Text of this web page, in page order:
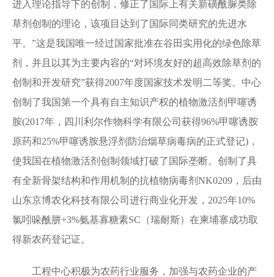
进入理论指导下的创制，修正了国际上有关新磺酰脲类除
草剂创制的理论，该项目达到了国际同类研究的先进水
平。 ”这是我国唯一经过国家批准在谷田实用化的绿色除草
剂，并且以其为主要内容的“对环境友好的超高效除草剂的
创制和开发研究”获得2007年度国家技术发明二等奖。中心
创制了我国第一个具有自主知识产权的植物激活剂甲噻诱
胺(2017年，四川利尔作物科学有限公司获得96%甲噻诱胺
原药和25%甲噻诱胺悬浮剂防治烟草病毒病的正式登记) ，
使我国在植物激活剂创制领域打破了国际垄断。创制了具
有全新骨架结构和作用机制的抗植物病毒剂 NK0209 ，后由
山东京博农化科技有限公司进行商业化开发， 2025年10%
氯吲哚酰肼+3%氨基寡糖素SC （瑞耐斯）在柬埔寨成功取
得新农药登记证。
工程中心积极为农药行业服务，加强与农药企业的产